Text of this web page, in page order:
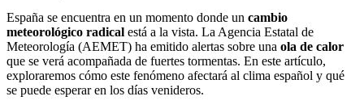
España se encuentra en un momento donde un cambio
meteorológico radical está a la vista. La Agencia Estatal de
Meteorología (AEMET) ha emitido alertas sobre una ola de calor
que se verá acompañada de fuertes tormentas. En este artículo,
exploraremos cómo este fenómeno afectará al clima español y qué
se puede esperar en los días venideros.